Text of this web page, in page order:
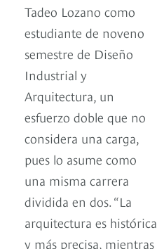
Tadeo Lozano como
estudiante de noveno
semestre de Diseño
Industrial y
Arquitectura, un
esfuerzo doble que no
considera una carga,
pues lo asume como
una misma carrera
dividida en dos. “La
arquitectura es histórica
y más precisa, mientras